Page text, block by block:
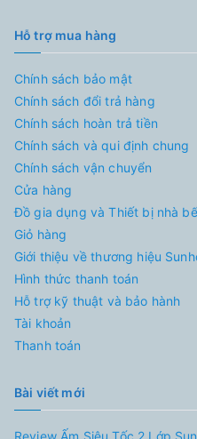
Hỗ trợ mua hàng
Chính sách bảo mật
Chính sách đổi trả hàng
Chính sách hoàn trả tiền
Chính sách và qui định chung
Chính sách vận chuyển
Cửa hàng
Đồ gia dụng và Thiết bị nhà
Giỏ hàng
Giới thiệu về thương hiệu
Hình thức thanh toán
Hỗ trợ kỹ thuật và bảo hành
Tài khoản
Thanh toán
Bài viết mới
Review Ấm Siêu Tốc 2 Lớp